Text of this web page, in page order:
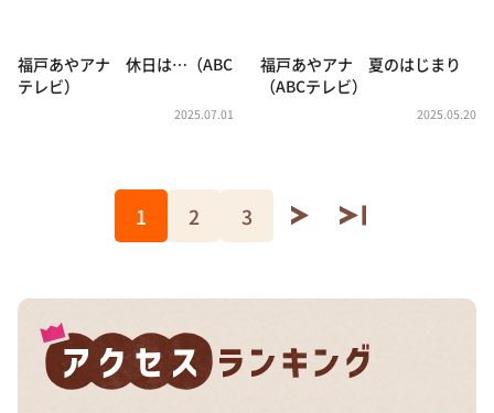
福戸あやアナ 休日は…（ABC
テレビ）
2025.07.01
福戸あやアナ 夏のはじまり
（ABCテレビ）
2025.05.20
1 2 3